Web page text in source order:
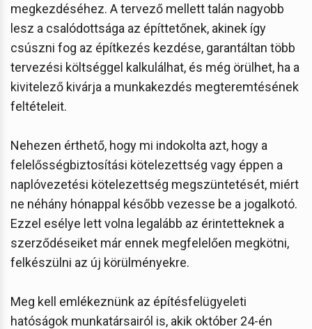
megkezdéséhez. A tervező mellett talán nagyobb
lesz a csalódottsága az építtetőnek, akinek így
csúszni fog az építkezés kezdése, garantáltan több
tervezési költséggel kalkulálhat, és még örülhet, ha a
kivitelező kivárja a munkakezdés megteremtésének
feltételeit.
Nehezen érthető, hogy mi indokolta azt, hogy a
felelősségbiztosítási kötelezettség vagy éppen a
naplóvezetési kötelezettség megszüntetését, miért
ne néhány hónappal később vezesse be a jogalkotó.
Ezzel esélye lett volna legalább az érintetteknek a
szerződéseiket már ennek megfelelően megkötni,
felkészülni az új körülményekre.
Meg kell emlékeznünk az építésfelügyeleti
hatóságok munkatársairól is, akik október 24-én